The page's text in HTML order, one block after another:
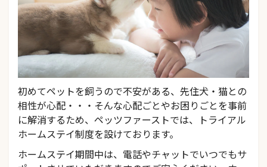
初めてペットを飼うので不安がある、先住犬・猫との
相性が心配・・・そんな心配ごとやお困りごとを事前
に解消するため、ペッツファーストでは、トライアル
ホームステイ制度を設けております。
ホームステイ期間中は、電話やチャットでいつでもサ